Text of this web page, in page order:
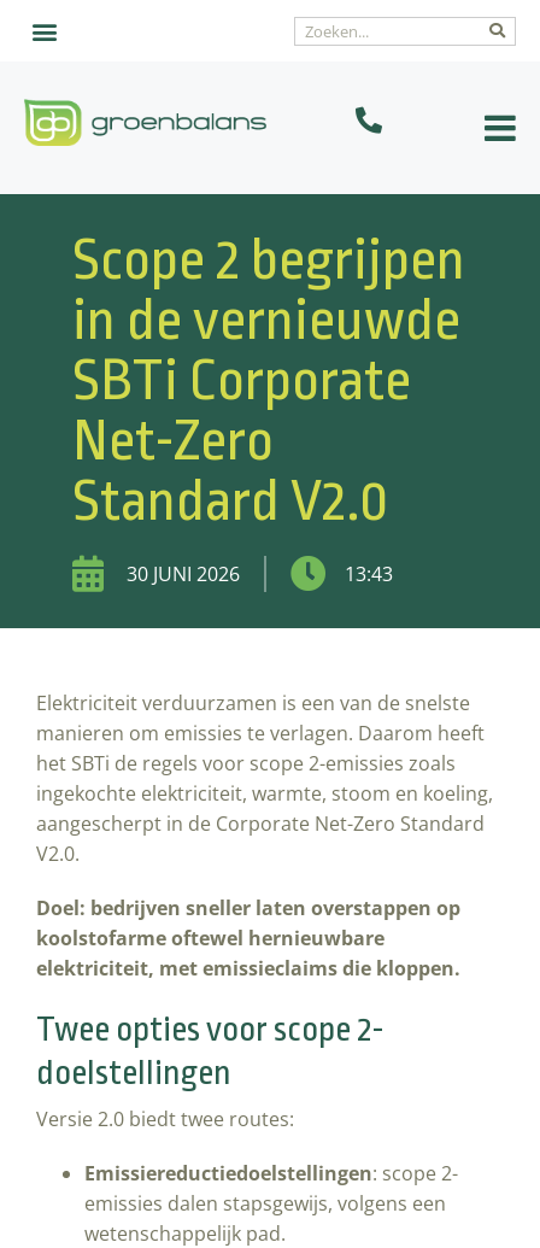
Scope 2 begrijpen
in de vernieuwde
SBTi Corporate
Net-Zero
Standard V2.0
30 JUNI 2026 13:43
Elektriciteit verduurzamen is een van de snelste
manieren om emissies te verlagen. Daarom heeft
het SBTi de regels voor scope 2-emissies zoals
ingekochte elektriciteit, warmte, stoom en koeling,
aangescherpt in de Corporate Net-Zero Standard
V2.0.
Doel: bedrijven sneller laten overstappen op
koolstofarme oftewel hernieuwbare
elektriciteit, met emissieclaims die kloppen.
Twee opties voor scope 2-
doelstellingen
Versie 2.0 biedt twee routes:
Emissiereductiedoelstellingen: scope 2-
emissies dalen stapsgewijs, volgens een
wetenschappelijk pad.